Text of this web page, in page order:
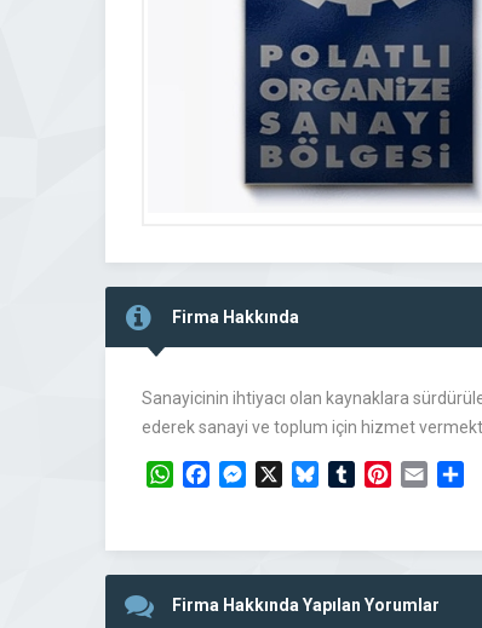
Firma Hakkında
Sanayicinin ihtiyacı olan kaynaklara
ederek sanayi ve toplum için hizmet
WhatsAppFacebookMessengerBlueskyTumblrPinterest
Email
Firma Hakkında Yapılan Yorumlar